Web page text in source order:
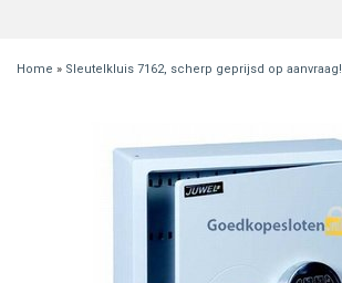
Home » Sleutelkluis 7162, scherp geprijsd op aanvraag!